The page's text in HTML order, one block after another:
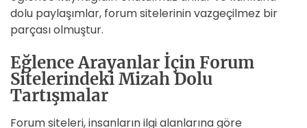
dolu paylaşımlar, forum sitelerinin vazgeçilmez bir
parçası olmuştur.
Eğlence Arayanlar İçin Forum
Sitelerindeki Mizah Dolu
Tartışmalar
Forum siteleri, insanların ilgi alanlarına göre